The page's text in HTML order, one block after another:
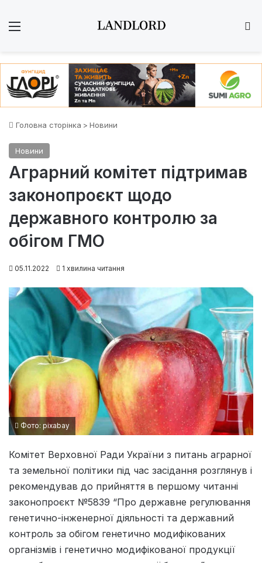
Головна сторінка > Новини
Новини
Аграрний комітет підтримав
законопроєкт щодо
державного контролю за
обігом ГМО
05.11.2022 1 хвилина читання
Фото: pixabay
Комітет Верховної Ради України з питань аграрної
та земельної політики під час засідання розглянув і
рекомендував до прийняття в першому читанні
законопроєкт №5839 “Про державне регулювання
генетично-інженерної діяльності та державний
контроль за обігом генетично модифікованих
організмів і генетично модифікованої продукції